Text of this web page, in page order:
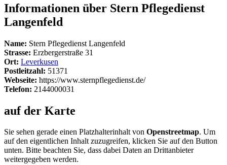
Informationen über Stern Pflegedienst
Langenfeld
Name: Stern Pflegedienst Langenfeld
Strasse: Erzbergerstraße 31
Ort: Leverkusen
Postleitzahl: 51371
Webseite: https://www.sternpflegedienst.de/
Telefon: 2144000031
auf der Karte
Sie sehen gerade einen Platzhalterinhalt von Openstreetmap. Um
auf den eigentlichen Inhalt zuzugreifen, klicken Sie auf den Button
unten. Bitte beachten Sie, dass dabei Daten an Drittanbieter
weitergegeben werden.